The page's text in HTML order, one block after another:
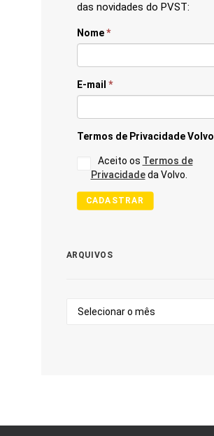
das novidades do PVST:
Nome*
E-mail *
Termos de Privacidade Volvo
Aceito os Termos de
Privacidadeda Volvo.
CADASTRAR
ARQUIVOS
Arquivos